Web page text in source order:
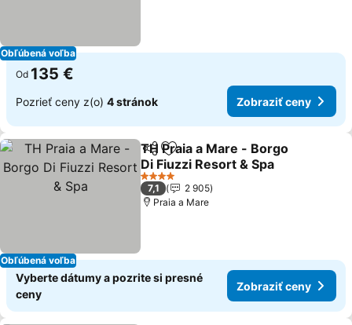
Obľúbená voľba
Od 135 €
Pozrieť ceny z(o) 4 stránok Zobraziť ceny
Obľúbená voľba
ZdieľaťPridať do obľúbených
TH Praia a Mare - Borgo
Di Fiuzzi Resort & Spa
Zobraziť ceny
4 Počet hviezdičiek
7,1
2 905
Praia a Mare
Vyberte dátumy a pozrite si presné
ceny
Zobraziť ceny